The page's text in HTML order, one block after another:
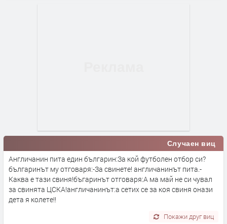
Случаен виц
Англичанин пита един българин:За кой футболен отбор си?
българинът му отговаря:-За свинете! англичанинът пита.-
Каква е тази свиня!бъгаринът отговаря:А ма май не си чувал
за свинята ЦСКА!англичанинът:а сетих се за коя свиня онази
дета я колете!!
Покажи друг виц